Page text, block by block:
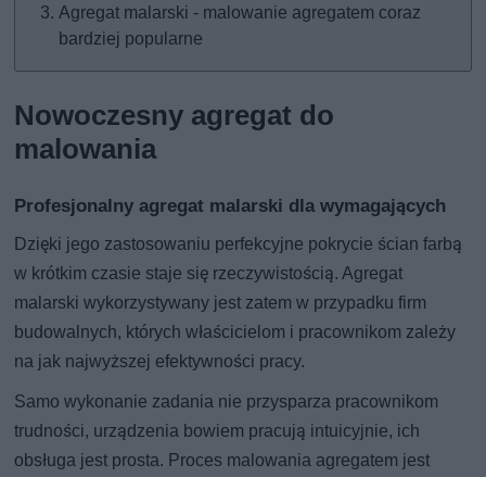
Agregat malarski - malowanie agregatem coraz
bardziej popularne
Nowoczesny agregat do
malowania
Profesjonalny agregat malarski dla wymagających
Dzięki jego zastosowaniu perfekcyjne pokrycie ścian farbą
w krótkim czasie staje się rzeczywistością. Agregat
malarski wykorzystywany jest zatem w przypadku firm
budowalnych, których właścicielom i pracownikom zależy
na jak najwyższej efektywności pracy.
Samo wykonanie zadania nie przysparza pracownikom
trudności, urządzenia bowiem pracują intuicyjnie, ich
obsługa jest prosta. Proces malowania agregatem jest